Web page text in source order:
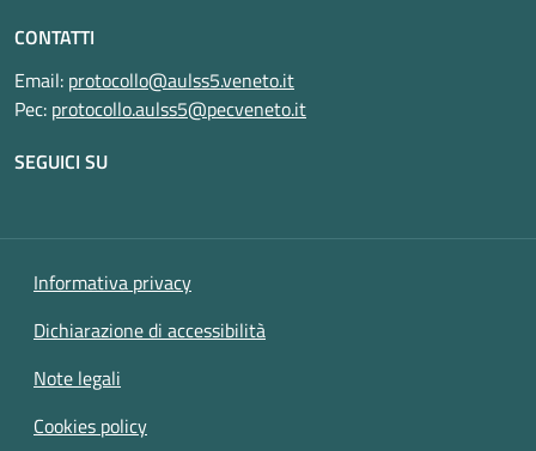
CONTATTI
Email: protocollo@aulss5.veneto.it
Pec: protocollo.aulss5@pecveneto.it
SEGUICI SU
Informativa privacy
Dichiarazione di accessibilità
Note legali
Cookies policy